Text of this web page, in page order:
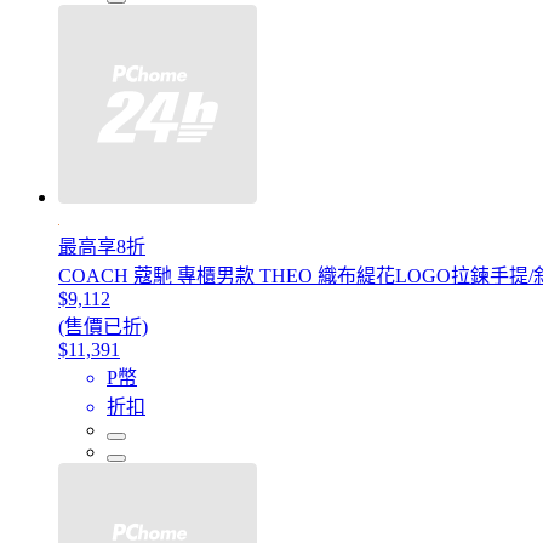
最高享8折
COACH 蔻馳 專櫃男款 THEO 織布緹花LOGO拉鍊手提/
$9,112
(售價已折)
$11,391
P幣
折扣